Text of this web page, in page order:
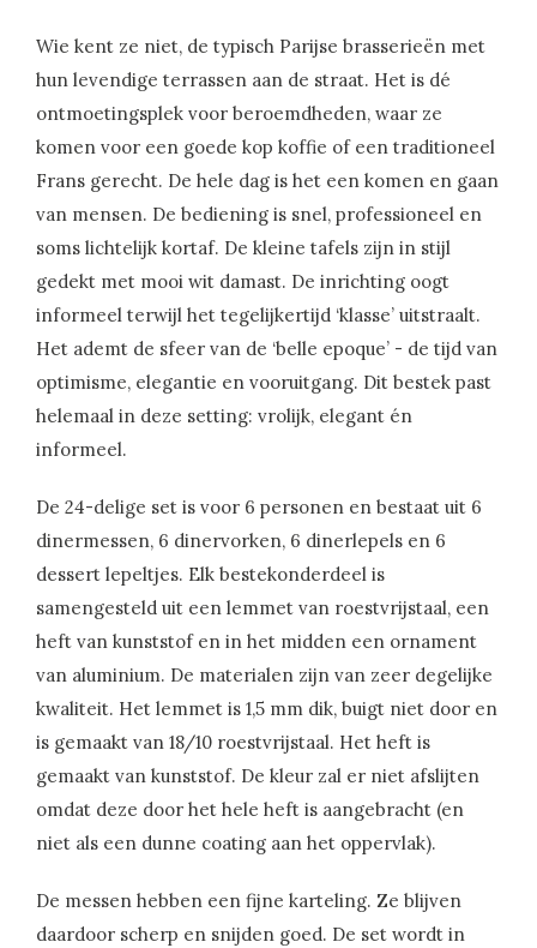
Wie kent ze niet, de typisch Parijse brasserieën met
hun levendige terrassen aan de straat. Het is dé
ontmoetingsplek voor beroemdheden, waar ze
komen voor een goede kop koffie of een traditioneel
Frans gerecht. De hele dag is het een komen en gaan
van mensen. De bediening is snel, professioneel en
soms lichtelijk kortaf. De kleine tafels zijn in stijl
gedekt met mooi wit damast. De inrichting oogt
informeel terwijl het tegelijkertijd ‘klasse’ uitstraalt.
Het ademt de sfeer van de ‘belle epoque’ - de tijd van
optimisme, elegantie en vooruitgang. Dit bestek past
helemaal in deze setting: vrolijk, elegant én
informeel.
De 24-delige set is voor 6 personen en bestaat uit 6
dinermessen, 6 dinervorken, 6 dinerlepels en 6
dessert lepeltjes. Elk bestekonderdeel is
samengesteld uit een lemmet van roestvrijstaal, een
heft van kunststof en in het midden een ornament
van aluminium. De materialen zijn van zeer degelijke
kwaliteit. Het lemmet is 1,5 mm dik, buigt niet door en
is gemaakt van 18/10 roestvrijstaal. Het heft is
gemaakt van kunststof. De kleur zal er niet afslijten
omdat deze door het hele heft is aangebracht (en
niet als een dunne coating aan het oppervlak).
De messen hebben een fijne karteling. Ze blijven
daardoor scherp en snijden goed. De set wordt in